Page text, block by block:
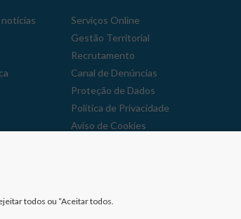
Serviços Online
Gestão Territorial
Recrutamento
Canal de Denúncias
Proteção de Dados
Política de Privacidade
Aviso de Cookies
todos ou “Aceitar todos.